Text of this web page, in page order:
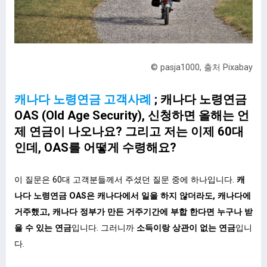
© pasja1000, 출처 Pixabay
캐나다 노령연금 고객사례 ; 캐나다 노령연금
OAS (Old Age Security), 신청하면 올해는 언
제 연금이 나오나요? 그리고 저는 이제 60대
인데, OAS를 어떻게 수령해요?
이 질문은 60대 고객분들께서 주셨던 질문 중에 하나입니다. 캐
나다 노령연금 OAS은 캐나다에서 일을 하지 않더라도, 캐나다에
거주했고, 캐나다 정부가 만든 거주기간에 부합 한다면 누구나 받
을 수 있는 연금입니다. 그러니까 소득이랑 상관이 없는 연금입니
다.